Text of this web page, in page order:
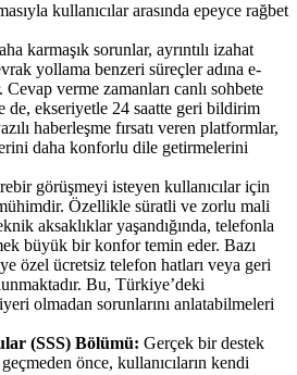
kullanıcılar arasında epeyce rağbet
karmaşık sorunlar, ayrıntılı izahat
yollama benzeri süreçler adına e-
verme zamanları canlı sohbete
de, ekseriyetle 24 saatte geri bildirim
haberleşme fırsatı veren platformlar,
daha konforlu dile getirmelerini
görüşmeyi isteyen kullanıcılar için
Özellikle süratli ve zorlu mali
aksaklıklar yaşandığında, telefonla
büyük bir konfor temin eder. Bazı
özel ücretsiz telefon hatları veya geri
Bu, Türkiye’deki
olmadan sorunlarını anlatabilmeleri
(SSS) Bölümü: Gerçek bir destek
önce, kullanıcıların kendi